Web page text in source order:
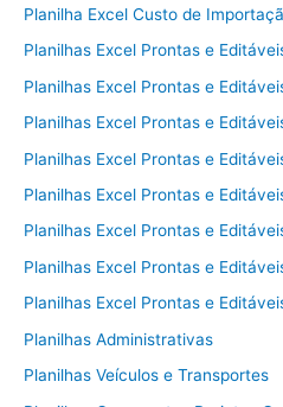
Planilha Excel Custo de
Planilhas Excel Prontas e
Planilhas Excel Prontas e
Planilhas Excel Prontas e
Planilhas Excel Prontas e
Planilhas Excel Prontas e
Planilhas Excel Prontas e
Planilhas Excel Prontas e
Planilhas Excel Prontas e
Planilhas Administrativas
Planilhas Veículos e Transportes